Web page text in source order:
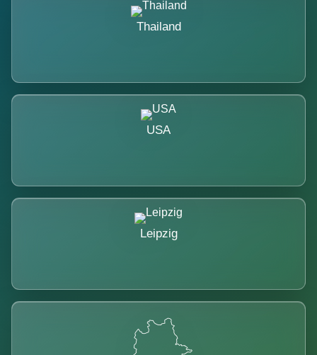
Thailand
USA
Leipzig